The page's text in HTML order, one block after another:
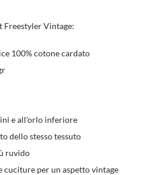
Vintage:
100% cotone cardato
e all'orlo inferiore
dello stesso tessuto
ruvido
cuciture per un aspetto vintage